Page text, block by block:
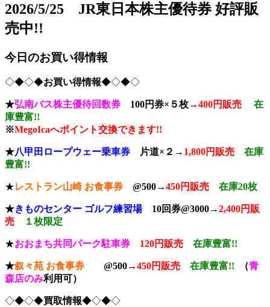
2026/5/25 JR東日本株主優待券 好評販
売中!!
今日のお買い得情報
◇◆◇◆お買い得情報◆◇◆◇
★弘南バス株主優待回数券 100円券×５枚→400円販売
在
庫豊富!!
※MegoIcaへポイント交換できます!!
★八甲田ロープウェー乗車券 片道×２→ 1,800円販売 在庫
豊富!!
★レストラン山崎 お食事券 @500→450円販売 在庫20枚
★きものセンター ゴルフ練習場10回券@3000→2,400円販
売
１枚限定
★おおまち共同パーク駐車券 120円販売 在庫豊富!!
★叙々苑 お食事券 @500→450円販売 在庫豊富!! （青
森店のみ利用可）
◇◆◇◆買取情報◆◇◆◇